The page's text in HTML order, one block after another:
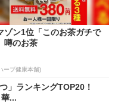
ゾン1位「このお茶ガチで
噂のお茶
ーブ健康本舗)
つ」ランキングTOP20！
...